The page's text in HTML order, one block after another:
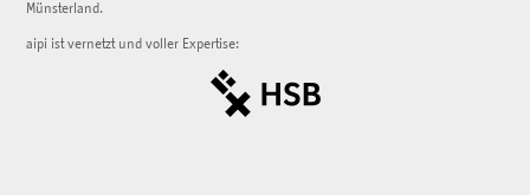
Münsterland.
aipi ist vernetzt und voller Expertise: